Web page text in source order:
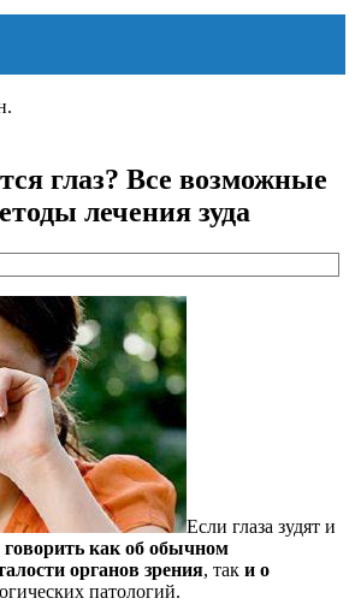
глаз? Все возможные
лечения зуда
Если глаза зудят и
говорить как об обычном
органов зрения, так и о
патологий.